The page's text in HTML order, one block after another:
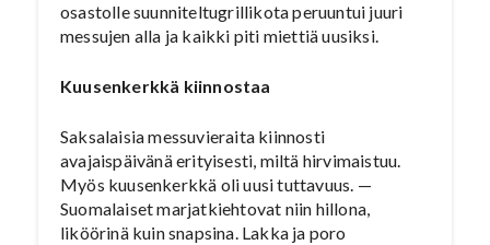
osastolle suunniteltugrillikota peruuntui juuri
messujen alla ja kaikki piti miettiä uusiksi.
Kuusenkerkkä kiinnostaa
Saksalaisia messuvieraita kiinnosti
avajaispäivänä erityisesti, miltä hirvimaistuu.
Myös kuusenkerkkä oli uusi tuttavuus. —
Suomalaiset marjatkiehtovat niin hillona,
liköörinä kuin snapsina. Lakka ja poro